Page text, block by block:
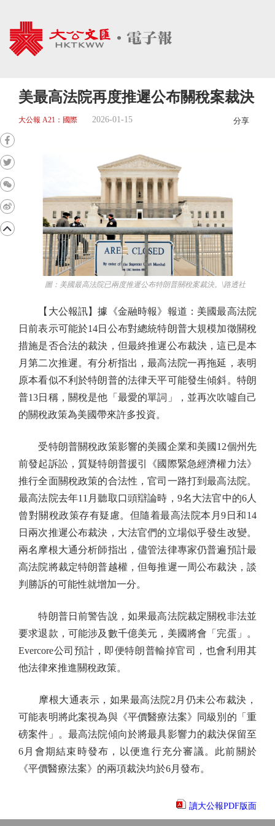
美最高法院再度推遲公布關稅案裁決
大公報 A21：國際 2026-01-15 分享
圖：美國最高法院已兩度推遲公布特朗普關稅案裁決。\路透社
【大公報訊】據《金融時報》報道：美國最高法院
日前表示可能於14日公布對總統特朗普大規模加徵關稅
措施是否合法的裁決，但最終推遲公布裁決，這已是本
月第二次推遲。有分析指出，最高法院一再拖延，表明
原本看似不利於特朗普的法律天平可能發生傾斜。特朗
普13日稱，關稅是他「最愛的單詞」，並再次吹噓自己
的關稅政策為美國帶來許多投資。
受特朗普關稅政策影響的美國企業和美國12個州先
前發起訴訟，質疑特朗普援引《國際緊急經濟權力法》
推行全面關稅政策的合法性，官司一路打到最高法院。
最高法院去年11月聽取口頭辯論時，9名大法官中的6人
曾對關稅政策存有疑慮。但隨着最高法院本月9日和14
日兩次推遲公布裁決，大法官們的立場似乎發生改變。
兩名摩根大通分析師指出，儘管法律專家仍普遍預計最
高法院將裁定特朗普越權，但每推遲一周公布裁決，談
判勝訴的可能性就增加一分。
特朗普日前警告說，如果最高法院裁定關稅非法並
要求退款，可能涉及數千億美元，美國將會「完蛋」。
Evercore公司預計，即便特朗普輸掉官司，也會利用其
他法律來推進關稅政策。
摩根大通表示，如果最高法院2月仍未公布裁決，
可能表明將此案視為與《平價醫療法案》同級別的「重
磅案件」。最高法院傾向於將最具影響力的裁決保留至
6月會期結束時發布，以便進行充分審議。此前關於
《平價醫療法案》的兩項裁決均於6月發布。
讀大公報PDF版面